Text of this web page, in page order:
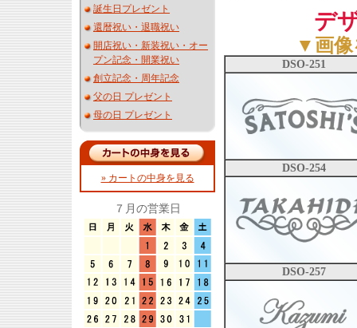
誕生日プレゼント
還暦祝い・退職祝い
開店祝い・新装祝い・オー
プン記念・開業祝い
創立記念・周年記念
父の日 プレゼント
母の日 プレゼント
» カートの中身を見る
７月の営業日
デ
▼画像
DSO-251
DSO-254
DSO-257